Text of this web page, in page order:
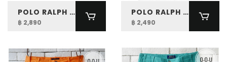
POLO RALPH LAUREN BOYS SULLIVAN SLIM STRETCH SHORT
฿ 2,890
POLO RALPH LAUREN BOYS STRAIGHT FIT STRETCH CHINO PANT
฿ 2,490